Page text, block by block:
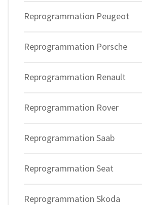
Reprogrammation Peugeot
Reprogrammation Porsche
Reprogrammation Renault
Reprogrammation Rover
Reprogrammation Saab
Reprogrammation Seat
Reprogrammation Skoda